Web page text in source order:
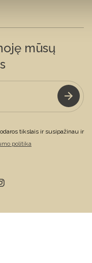
mūsų
tikslais ir susipažinau ir
politika